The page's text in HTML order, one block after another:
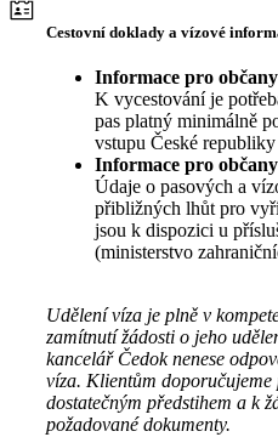
Cestovní doklady a vízové
Informace pro
K vycestování je
pas platný minimálně
vstupu České
Informace pro
Údaje o pasových a
přibližných lhůt pro
jsou k dispozici u
(ministerstvo
Udělení víza je plně v
zamítnutí žádosti o jeho
kancelář Čedok nenese
víza. Klientům doporučujeme
dostatečným předstihem a k
požadované dokumenty.